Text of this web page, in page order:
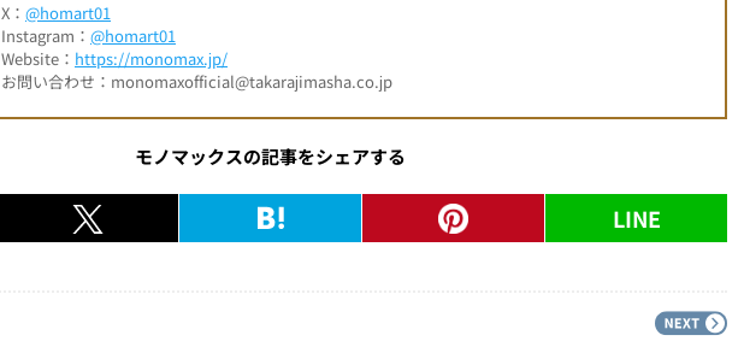
X： @homart01
Instagram： @homart01
Website： https://monomax.jp/
お問い合わせ：monomaxofficial@takarajimasha.co.jp
モノマックスの記事をシェアする
LINE